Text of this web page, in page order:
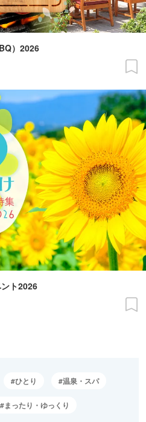
）2026
ト2026
ひとり 温泉・スパ
まったり・ゆっくり